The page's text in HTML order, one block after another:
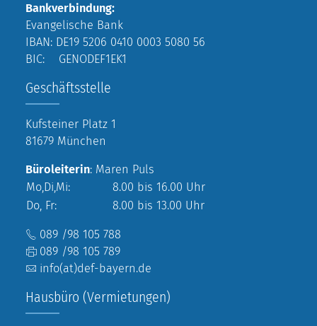
Bankverbindung:
Evangelische Bank
IBAN: DE19 5206 0410 0003 5080 56
BIC: GENODEF1EK1
Geschäftsstelle
Kufsteiner Platz 1
81679 München
Büroleiterin: Maren Puls
Mo,Di,Mi:
8.00 bis 16.00 Uhr
Do, Fr:
8.00 bis 13.00 Uhr
089 /98 105 788
089 /98 105 789
info(at)def-bayern.de
Hausbüro (Vermietungen)